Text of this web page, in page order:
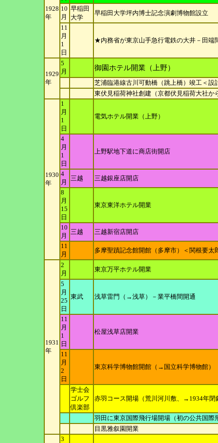
1928
年
10
月
早稲田
大学
早稲田大学坪内博士記念演劇博物館設立
11
月
1
日
★内務省が東京山手急行電鉄の大井－田端
1929
年
5
月
御園ホテル開業（上野）
芝浦臨港線古川可動橋（跳上橋）竣工＜設
東伏見稲荷神社創建（京都伏見稲荷大社か
1930
年
1
月
1
日
電気ホテル開業（上野）
4
月
1
日
上野駅地下道に商店街開店
4
月
三越
三越銀座店開店
8
月
15
日
東京東洋ホテル開業
10
月
三越
三越新宿店開店
11
月
多摩聖蹟記念館開館（多摩市）＜関根要太
1931
年
2
月
東京万平ホテル開業
5
月
25
日
東武 浅草雷門（→浅草）－業平橋間開通
11
月
1
日
松屋浅草店開業
11
月
2
日
東京科学博物館開館（→国立科学博物館）
学士会
ゴルフ
倶楽部
赤羽コース開場（荒川河川敷、→1934年閉
羽田に東京国際飛行場開場（初の公共国際
目黒雅叙園開業
3